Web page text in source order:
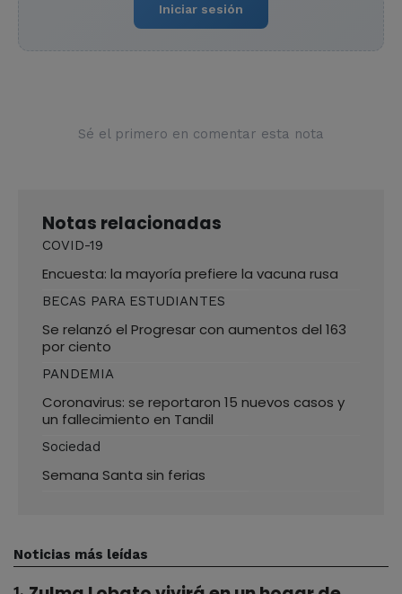
Iniciar sesión
Sé el primero en comentar esta nota
Notas relacionadas
COVID-19
Encuesta: la mayoría prefiere la vacuna rusa
BECAS PARA ESTUDIANTES
Se relanzó el Progresar con aumentos del 163
por ciento
PANDEMIA
Coronavirus: se reportaron 15 nuevos casos y
un fallecimiento en Tandil
Sociedad
Semana Santa sin ferias
Noticias más leídas